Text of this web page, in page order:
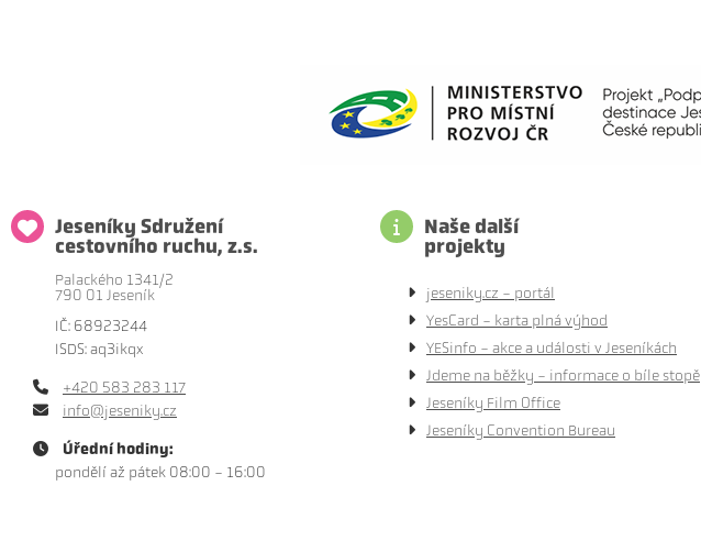
Jeseníky Sdružení
cestovního ruchu, z.s.
Palackého 1341/2
790 01 Jeseník
IČ: 68923244
ISDS: aq3ikqx
+420 583 283 117
info@jeseniky.cz
Úřední hodiny:
pondělí až pátek 08:00 - 16:00
Naše další
projekty
jeseniky.cz - portál
YesCard - karta plná výhod
YESinfo - akce a události v Jeseníkách
Jdeme na běžky - informace o bíle stopě
Jeseníky Film Office
Jeseníky Convention Bureau